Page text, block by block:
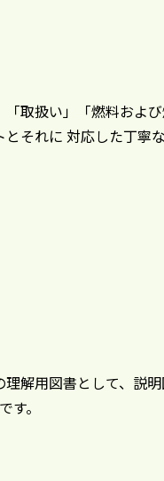
取扱い」「燃料およ
それに 対応した丁寧
解用図書として、説
。